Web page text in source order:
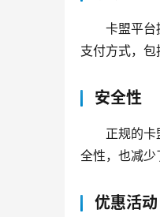
卡盟平台
支付方式，包
安全性
正规的
全性，也减少
优惠活动